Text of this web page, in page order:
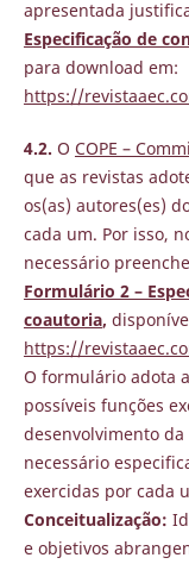
apresentada
Especificação de
para download em:
https://
4.2. O COPE –
que as revistas
os(as) autores(es)
cada um. Por isso,
necessário
Formulário 2 –
coautoria,
https://
O formulário adota a
possíveis funções
desenvolvimento
necessário
exercidas por cada
Conceitualização:
e objetivos